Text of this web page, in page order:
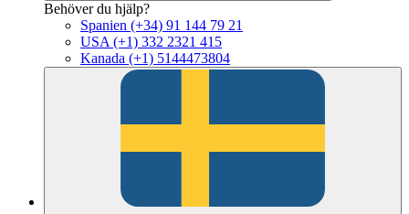
Behöver du hjälp?
Spanien (+34) 91 144 79 21
USA (+1) 332 2321 415
Kanada (+1) 5144473804